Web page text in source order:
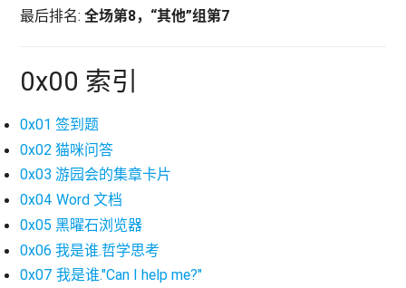
最后排名:全场第8，“其他”组第7
0x00 索引
0x01 签到题
0x02 猫咪问答
0x03 游园会的集章卡片
0x04 Word 文档
0x05 黑曜石浏览器
0x06 我是谁.哲学思考
0x07 我是谁."Can I help me?"